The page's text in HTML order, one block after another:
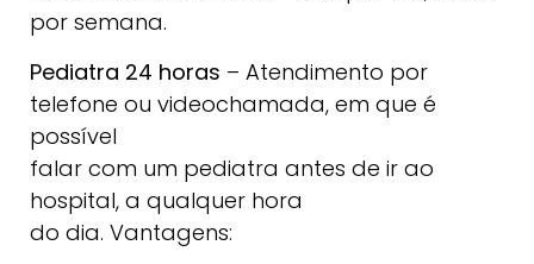
por semana.
Pediatra 24 horas – Atendimento por
telefone ou videochamada, em que é
possível
falar com um pediatra antes de ir ao
hospital, a qualquer hora
do dia. Vantagens: